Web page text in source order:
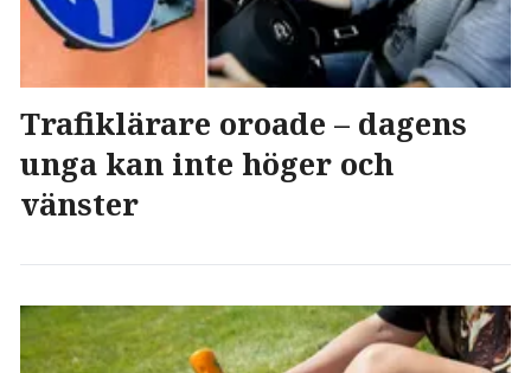
Trafiklärare oroade – dagens
unga kan inte höger och
vänster